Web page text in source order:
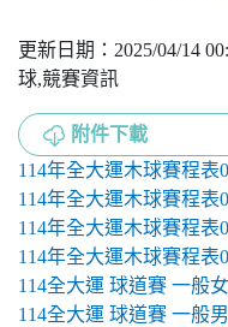
更新日期：2025/04/
球,競賽資訊
附件下載
114年全大運木球賽程表
114年全大運木球賽程表
114年全大運木球賽程表
114年全大運木球賽程表
114全大運 球道賽 一般
114全大運 球道賽 一般